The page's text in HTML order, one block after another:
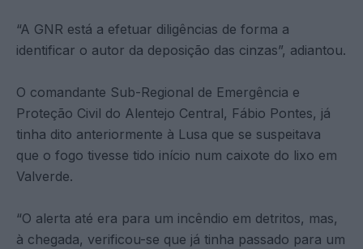
“A GNR está a efetuar diligências de forma a
identificar o autor da deposição das cinzas”, adiantou.
O comandante Sub-Regional de Emergência e
Proteção Civil do Alentejo Central, Fábio Pontes, já
tinha dito anteriormente à Lusa que se suspeitava
que o fogo tivesse tido início num caixote do lixo em
Valverde.
“O alerta até era para um incêndio em detritos, mas,
à chegada, verificou-se que já tinha passado para um